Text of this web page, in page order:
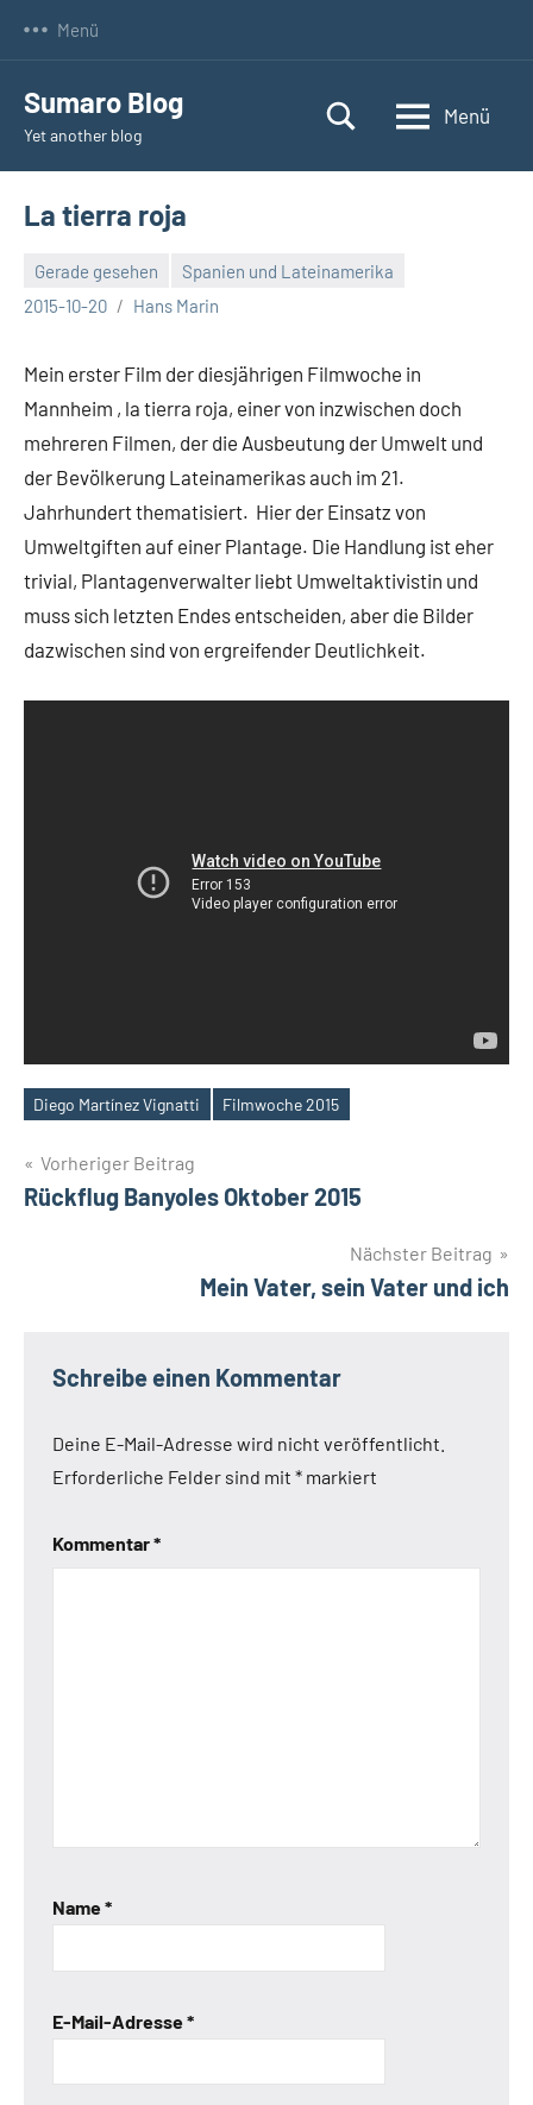
Menü
Sumaro Blog
Yet another blog
Menü
La tierra roja
Gerade gesehen
Spanien und Lateinamerika
2015-10-20
Hans Marin
Keine
Mein erster Film der diesjährigen Filmwoche in
Mannheim , la tierra roja, einer von inzwischen doch
mehreren Filmen, der die Ausbeutung der Umwelt und
der Bevölkerung Lateinamerikas auch im 21.
Jahrhundert thematisiert. Hier der Einsatz von
Umweltgiften auf einer Plantage. Die Handlung ist eher
trivial, Plantagenverwalter liebt Umweltaktivistin und
muss sich letzten Endes entscheiden, aber die Bilder
dazwischen sind von ergreifender Deutlichkeit.
Schlagwörter
Diego Martínez Vignatti Filmwoche 2015
Beitragsnavigation
Vorheriger Beitrag
Rückflug Banyoles Oktober 2015
Nächster Beitrag
Mein Vater, sein Vater und ich
Schreibe einen Kommentar
Deine E-Mail-Adresse wird nicht veröffentlicht.
Erforderliche Felder sind mit * markiert
Kommentar*
Name*
E-Mail-Adresse*